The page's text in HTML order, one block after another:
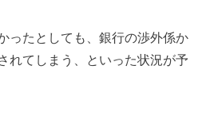
ったとしても、銀行の渉外係か
れてしまう、といった状況が予